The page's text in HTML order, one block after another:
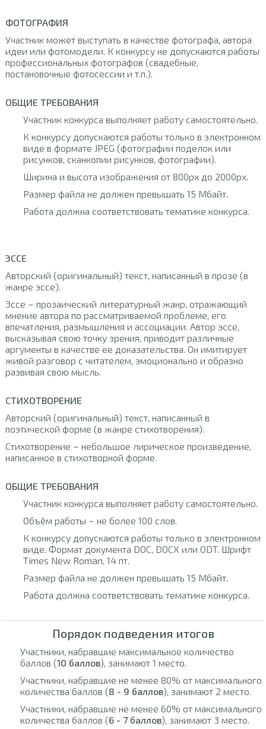
ФОТОГРАФИЯ
Участник может выступать в качестве фотографа, автора
идеи или фотомодели. К конкурсу не допускаются работы
профессиональных фотографов (свадебные,
постановочные фотосессии и т.п.).
ОБЩИЕ ТРЕБОВАНИЯ
Участник конкурса выполняет работу самостоятельно.
К конкурсу допускаются работы только в электронном
виде в формате JPEG (фотографии поделок или
рисунков, сканкопии рисунков, фотографии).
Ширина и высота изображения от 800px до 2000px.
Размер файла не должен превышать 15 Мбайт.
Работа должна соответствовать тематике конкурса.
ЭССЕ
Авторский (оригинальный) текст, написанный в прозе (в
жанре эссе).
Эссе – прозаический литературный жанр, отражающий
мнение автора по рассматриваемой проблеме, его
впечатления, размышления и ассоциации. Автор эссе,
высказывая свою точку зрения, приводит различные
аргументы в качестве ее доказательства. Он имитирует
живой разговор с читателем, эмоционально и образно
развивая свою мысль.
СТИХОТВОРЕНИЕ
Авторский (оригинальный) текст, написанный в
поэтической форме (в жанре стихотворения).
Стихотворение – небольшое лирическое произведение,
написанное в стихотворной форме.
ОБЩИЕ ТРЕБОВАНИЯ
Участник конкурса выполняет работу самостоятельно.
Объём работы – не более 100 слов.
К конкурсу допускаются работы только в электронном
виде. Формат документа DOC, DOCX или ODT. Шрифт
Times New Roman, 14 пт.
Размер файла не должен превышать 15 Мбайт.
Работа должна соответствовать тематике конкурса.
Порядок подведения итогов
Участники, набравшие максимальное количество
баллов (10 баллов), занимают 1 место.
Участники, набравшие не менее 80% от максимального
количества баллов (8 - 9 баллов), занимают 2 место.
Участники, набравшие не менее 60% от максимального
количества баллов (6 - 7 баллов), занимают 3 место.